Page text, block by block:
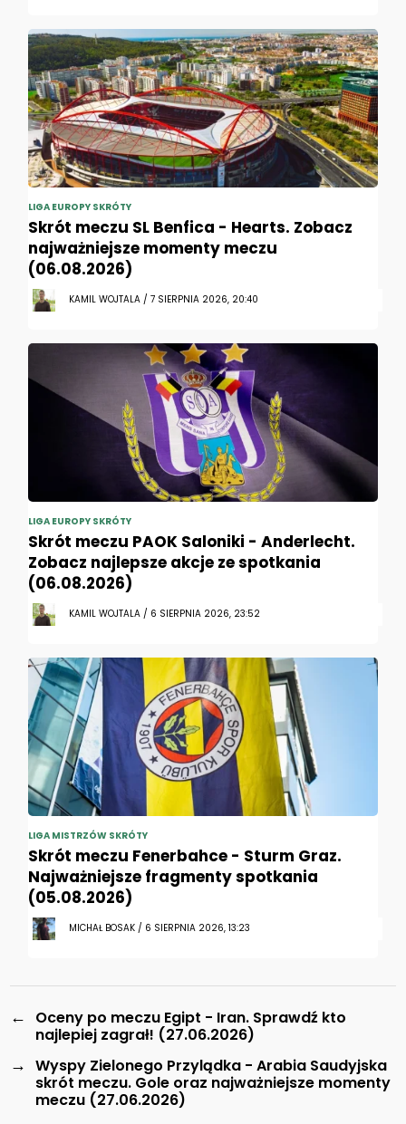
LIGA EUROPY SKRÓTY
Skrót meczu SL Benfica - Hearts. Zobacz
najważniejsze momenty meczu
(06.08.2026)
KAMIL WOJTALA / 7 SIERPNIA 2026, 20:40
LIGA EUROPY SKRÓTY
Skrót meczu PAOK Saloniki - Anderlecht.
Zobacz najlepsze akcje ze spotkania
(06.08.2026)
KAMIL WOJTALA / 6 SIERPNIA 2026, 23:52
LIGA MISTRZÓW SKRÓTY
Skrót meczu Fenerbahce - Sturm Graz.
Najważniejsze fragmenty spotkania
(05.08.2026)
MICHAŁ BOSAK / 6 SIERPNIA 2026, 13:23
←
Oceny po meczu Egipt - Iran. Sprawdź kto
najlepiej zagrał! (27.06.2026)
→ Wyspy Zielonego Przylądka - Arabia Saudyjska
skrót meczu. Gole oraz najważniejsze momenty
meczu (27.06.2026)